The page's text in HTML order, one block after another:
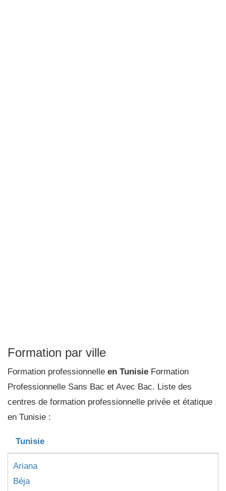
Formation par ville
Formation professionnelle en Tunisie Formation
Professionnelle Sans Bac et Avec Bac. Liste des
centres de formation professionnelle privée et étatique
en Tunisie :
Tunisie
Ariana
Béja